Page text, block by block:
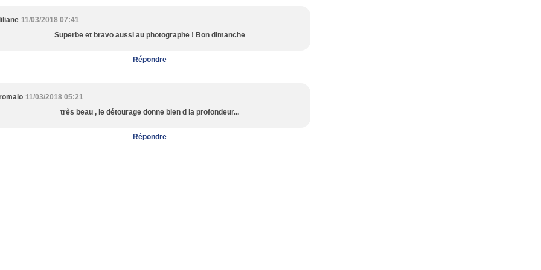
11/03/2018 07:41
Superbe et bravo aussi au photographe ! Bon dimanche
Répondre
11/03/2018 05:21
très beau , le détourage donne bien d la profondeur...
Répondre